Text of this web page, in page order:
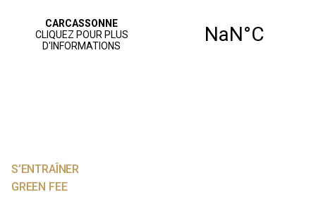
S’ENTRAÎNER
GREEN FEE